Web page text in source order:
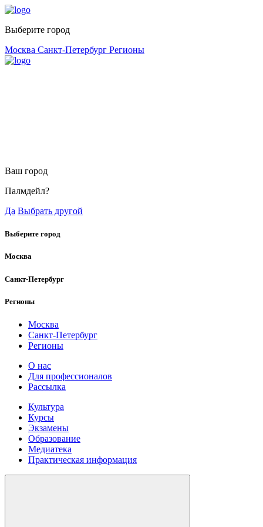
Выберите город
Москва Санкт-Петербург Регионы
Ваш город
Палмдейл?
Да Выбрать другой
Выберите город
Москва
Санкт-Петербург
Регионы
Москва
Санкт-Петербург
Регионы
О нас
Для профессионалов
Рассылка
Культура
Курсы
Экзамены
Образование
Медиатека
Практическая информация